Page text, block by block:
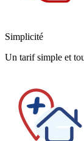
Simplicité
Un tarif simple et